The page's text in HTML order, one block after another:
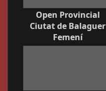
Open Provincial
Ciutat de Balaguer
Femení